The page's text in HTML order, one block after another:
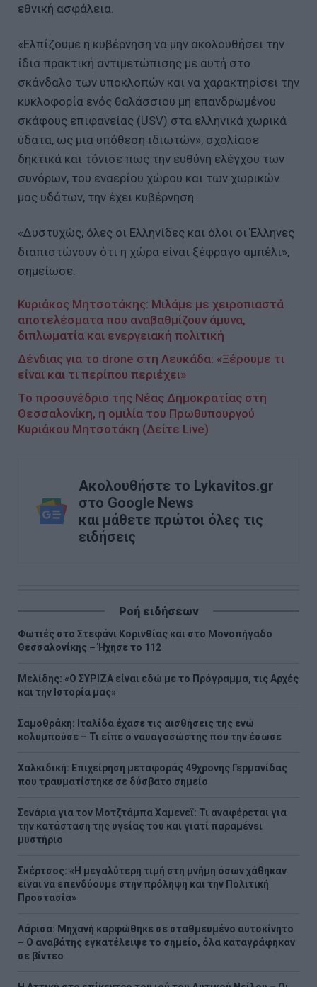
εθνική ασφάλεια.
«Ελπίζουμε η κυβέρνηση να μην ακολουθήσει την
ίδια πρακτική αντιμετώπισης με αυτή στο
σκάνδαλο των υποκλοπών και να χαρακτηρίσει την
κυκλοφορία ενός θαλάσσιου μη επανδρωμένου
σκάφους επιφανείας (USV) στα ελληνικά χωρικά
ύδατα, ως μια υπόθεση ιδιωτών», σχολίασε
δηκτικά και τόνισε πως την ευθύνη ελέγχου των
συνόρων, του εναερίου χώρου και των χωρικών
μας υδάτων, την έχει κυβέρνηση.
«Δυστυχώς, όλες οι Ελληνίδες και όλοι οι Έλληνες
διαπιστώνουν ότι η χώρα είναι ξέφραγο αμπέλι»,
σημείωσε.
Κυριάκος Μητσοτάκης: Μιλάμε με χειροπιαστά
αποτελέσματα που αναβαθμίζουν άμυνα,
διπλωματία και ενεργειακή πολιτική
Δένδιας για το drone στη Λευκάδα: «Ξέρουμε τι
είναι και τι περίπου περιέχει»
Το προσυνέδριο της Νέας Δημοκρατίας στη
Θεσσαλονίκη, η ομιλία του Πρωθυπουργού
Κυριάκου Μητσοτάκη (Δείτε Live)
Ακολουθήστε το Lykavitos.gr
στο Google News
και μάθετε πρώτοι όλες τις
ειδήσεις
Ροή ειδήσεων
Φωτιές στο Στεφάνι Κορινθίας και στο Μονοπήγαδο
Θεσσαλονίκης – Ήχησε το 112
Μελίδης: «Ο ΣΥΡΙΖΑ είναι εδώ με το Πρόγραμμα, τις Αρχές
και την Ιστορία μας»
Σαμοθράκη: Ιταλίδα έχασε τις αισθήσεις της ενώ
κολυμπούσε – Τι είπε ο ναυαγοσώστης που την έσωσε
Χαλκιδική: Επιχείρηση μεταφοράς 49χρονης Γερμανίδας
που τραυματίστηκε σε δύσβατο σημείο
Σενάρια για τον Μοτζτάμπα Χαμενεΐ: Τι αναφέρεται για
την κατάσταση της υγείας του και γιατί παραμένει
μυστήριο
Σκέρτσος: «Η μεγαλύτερη τιμή στη μνήμη όσων χάθηκαν
είναι να επενδύουμε στην πρόληψη και την Πολιτική
Προστασία»
Λάρισα: Μηχανή καρφώθηκε σε σταθμευμένο αυτοκίνητο
– Ο αναβάτης εγκατέλειψε το σημείο, όλα καταγράφηκαν
σε βίντεο